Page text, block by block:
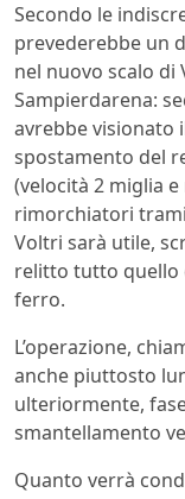
Secondo le
prevederebbe un
nel nuovo scalo
Sampierdarena:
avrebbe visionato
spostamento del
(velocità 2 miglia
rimorchiatori
Voltri sarà utile,
relitto tutto quello
ferro.
L’operazione,
anche piuttosto
ulteriormente,
smantellamento
Quanto verrà